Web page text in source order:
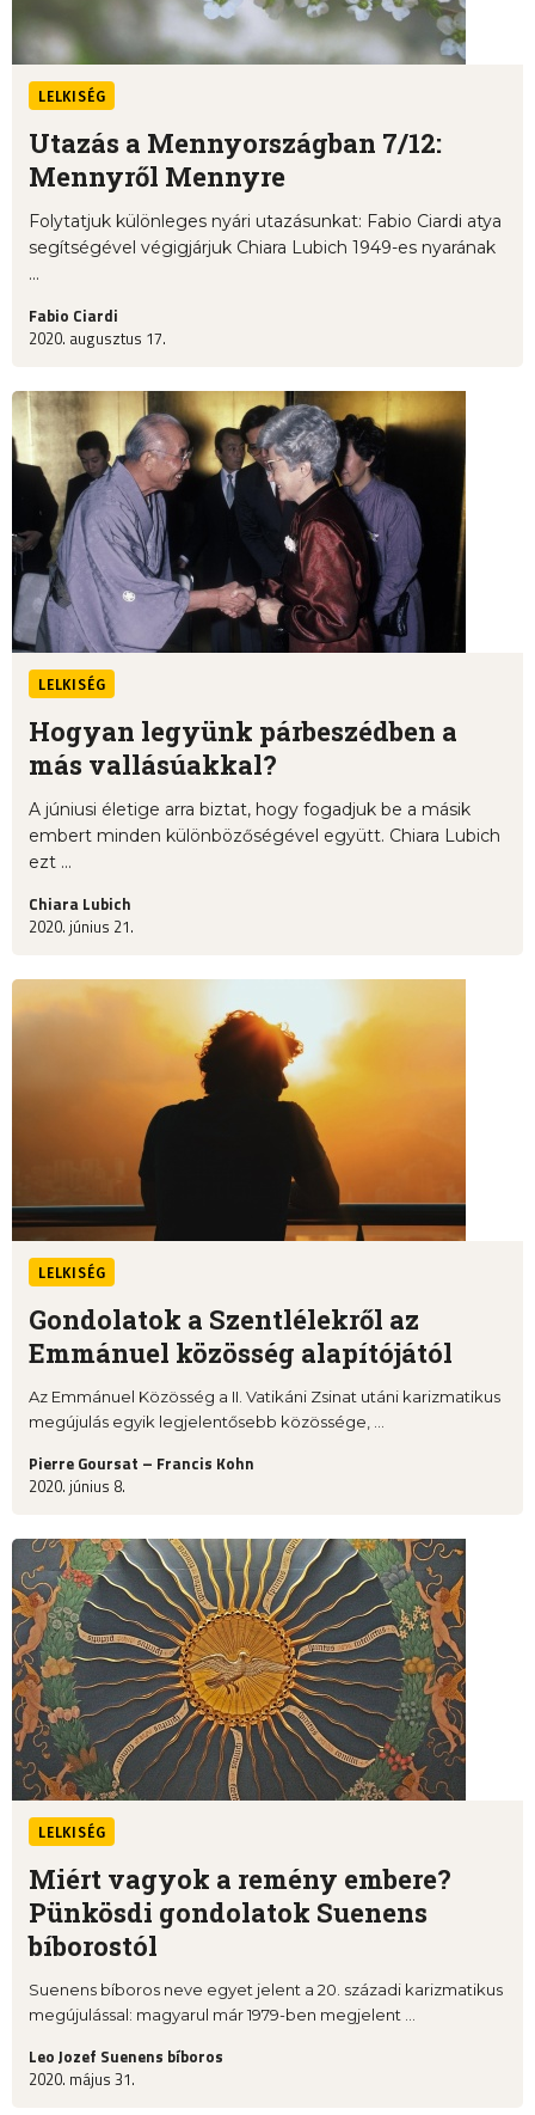
LELKISÉG
Utazás a Mennyországban 7/12:
Mennyről Mennyre
Folytatjuk különleges nyári utazásunkat: Fabio Ciardi atya
segítségével végigjárjuk Chiara Lubich 1949-es nyarának
...
Fabio Ciardi
2020. augusztus 17.
LELKISÉG
Hogyan legyünk párbeszédben a
más vallásúakkal?
A júniusi életige arra biztat, hogy fogadjuk be a másik
embert minden különbözőségével együtt. Chiara Lubich
ezt ...
Chiara Lubich
2020. június 21.
LELKISÉG
Gondolatok a Szentlélekről az
Emmánuel közösség alapítójától
Az Emmánuel Közösség a II. Vatikáni Zsinat utáni karizmatikus
megújulás egyik legjelentősebb közössége, ...
Pierre Goursat – Francis Kohn
2020. június 8.
LELKISÉG
Miért vagyok a remény embere?
Pünkösdi gondolatok Suenens
bíborostól
Suenens bíboros neve egyet jelent a 20. századi karizmatikus
megújulással: magyarul már 1979-ben megjelent ...
Leo Jozef Suenens bíboros
2020. május 31.